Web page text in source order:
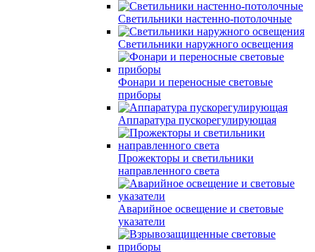
Светильники настенно-потолочные
Светильники наружного освещения
Фонари и переносные световые
приборы
Аппаратура пускорегулирующая
Прожекторы и светильники
направленного света
Аварийное освещение и световые
указатели